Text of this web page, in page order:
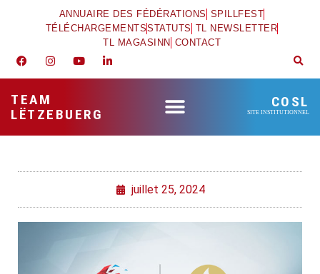
ANNUAIRE DES FÉDÉRATIONS SPILLFEST
TÉLÉCHARGEMENTSSTATUTS TL NEWSLETTER
TL MAGASINN CONTACT
TEAM
LËTZEBUERG
COSL
SITE INSTITUTIONNEL
juillet 25, 2024